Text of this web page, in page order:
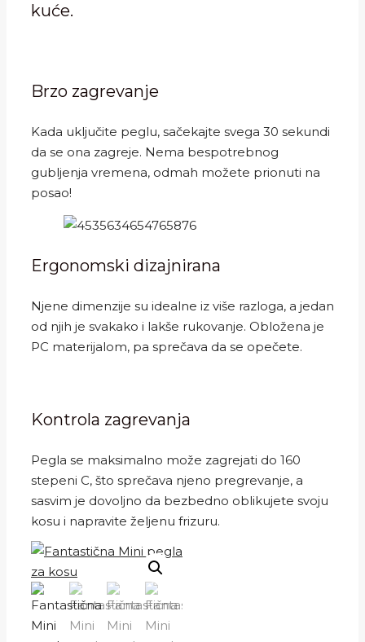
kuće.
Brzo zagrevanje
Kada uključite peglu, sačekajte svega 30 sekundi
da se ona zagreje. Nema bespotrebnog
gubljenja vremena, odmah možete prionuti na
posao!
Ergonomski dizajnirana
Njene dimenzije su idealne iz više razloga, a jedan
od njih je svakako i lakše rukovanje. Obložena je
PC materijalom, pa sprečava da se opečete.
Kontrola zagrevanja
Pegla se maksimalno može zagrejati do 160
stepeni C, što sprečava njeno pregrevanje, a
sasvim je dovoljno da bezbedno oblikujete svoju
kosu i napravite željenu frizuru.